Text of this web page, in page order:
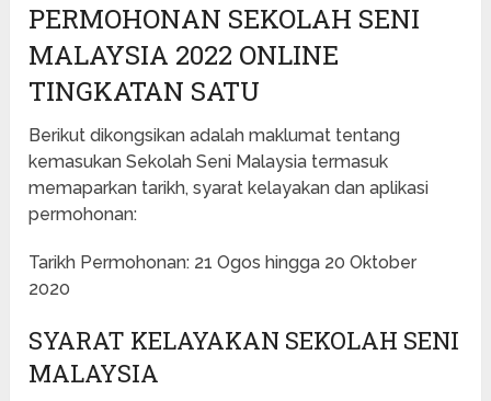
PERMOHONAN SEKOLAH SENI
MALAYSIA 2022 ONLINE
TINGKATAN SATU
Berikut dikongsikan adalah maklumat tentang
kemasukan Sekolah Seni Malaysia termasuk
memaparkan tarikh, syarat kelayakan dan aplikasi
permohonan:
Tarikh Permohonan: 21 Ogos hingga 20 Oktober
2020
SYARAT KELAYAKAN SEKOLAH SENI
MALAYSIA